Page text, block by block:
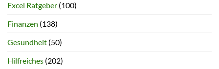
Excel Ratgeber (100)
Finanzen (138)
Gesundheit (50)
Hilfreiches (202)